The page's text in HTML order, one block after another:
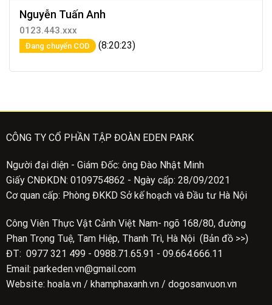
Nguyễn Tuấn Anh
0123.443.xxx
Đang chuyển COD (8:20:23)
CÔNG TY CỔ PHẦN TẬP ĐOÀN EDEN PARK
Người đại diện - Giám Đốc: ông Đào Nhật Minh
Giấy CNĐKDN: 0109754862 - Ngày cấp: 28/09/2021
Cơ quan cấp: Phòng ĐKKD Sở kế hoạch và Đầu tư Hà Nội
Công Viên Thực Vật Cảnh Việt Nam- ngõ 168/80, đường
Phan Trọng Tuệ, Tam Hiệp, Thanh Trì, Hà Nội (Bản đồ >>)
ĐT: 0977 321 499 - 0988.71.65.91 - 09.664.666.11
Email: parkeden.vn@gmail.com
Website: hoala.vn / khamphaxanh.vn / dogosanvuon.vn